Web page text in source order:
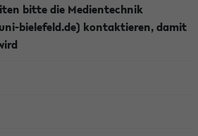
bitte die Medientechnik
bielefeld.de) kontaktieren, damit